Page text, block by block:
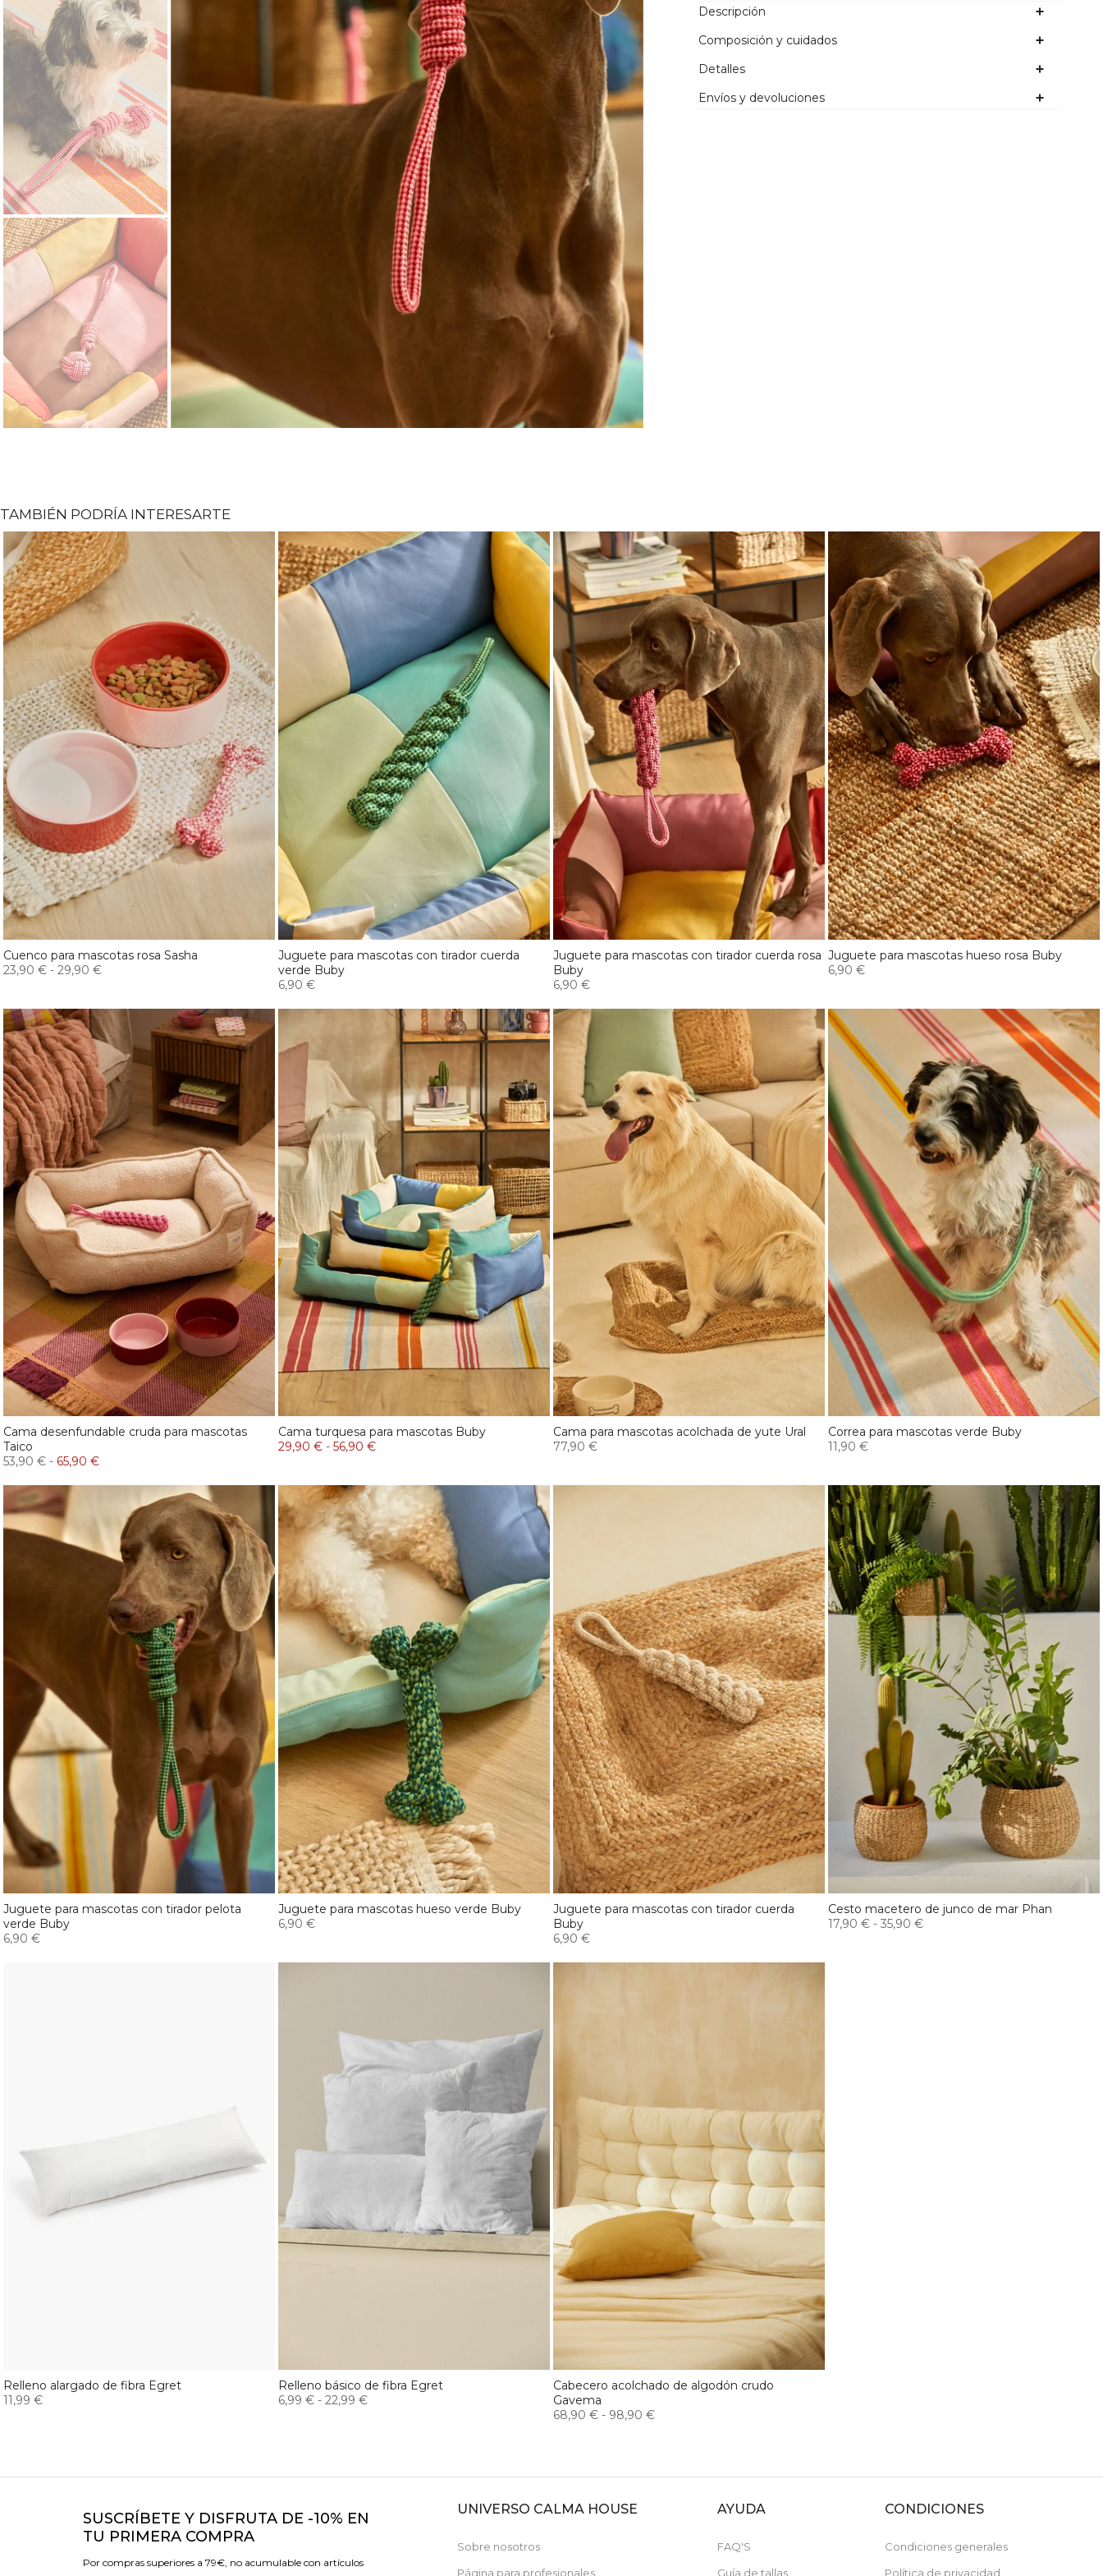
Descripción
Composición y cuidados
Detalles
Envíos y devoluciones
TAMBIÉN PODRÍA INTERESARTE
Cuenco para mascotas rosa Sasha
23,90 € - 29,90 €
Juguete para mascotas con tirador cuerda
verde Buby
6,90 €
Juguete para mascotas con tirador cuerda rosa
Buby
6,90 €
Juguete para mascotas hueso rosa Buby
6,90 €
Cama desenfundable cruda para mascotas
Taico
53,90 € - 65,90 €
Cama turquesa para mascotas Buby
29,90 € - 56,90 €
Cama para mascotas acolchada de yute Ural
77,90 €
Correa para mascotas verde Buby
11,90 €
Juguete para mascotas con tirador pelota
verde Buby
6,90 €
Juguete para mascotas hueso verde Buby
6,90 €
Juguete para mascotas con tirador cuerda
Buby
6,90 €
Cesto macetero de junco de mar Phan
17,90 € - 35,90 €
Relleno alargado de fibra Egret
11,99 €
Relleno básico de fibra Egret
6,99 € - 22,99 €
Cabecero acolchado de algodón crudo
Gavema
68,90 € - 98,90 €
SUSCRÍBETE Y DISFRUTA DE -10% EN
TU PRIMERA COMPRA
Por compras superiores a 79€, no acumulable con artículos
UNIVERSO CALMA HOUSE
Sobre nosotros
Página para profesionales
AYUDA
FAQ'S
Guía de tallas
CONDICIONES
Condiciones generales
Política de privacidad